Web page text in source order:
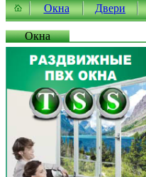
Окна Двери
Окна